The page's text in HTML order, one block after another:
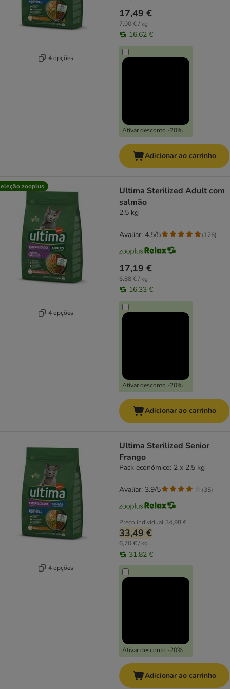
4 opções
17,49 €
7,00 € / kg
16,62 €
Ativar desconto -20%
Adicionar ao carrinho
zooplus
4 opções
Ultima Sterilized Adult com
salmão
2,5 kg
17,19 €
6,88 € / kg
16,33 €
Ativar desconto -20%
Avaliar: 4.5/5 (126)
Adicionar ao carrinho
4 opções
Ultima Sterilized Senior
Frango
Pack económico: 2 x 2,5 kg
Preço individual 34,98 €
33,49 €
6,70 € / kg
31,82 €
Ativar desconto -20%
Avaliar: 3.9/5 (35)
Adicionar ao carrinho